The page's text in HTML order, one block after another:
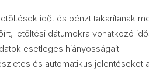
időt és pénzt takarítanak
letöltési dátumokra vonatkozó
esetleges hiányosságait.
és automatikus jelentéseket